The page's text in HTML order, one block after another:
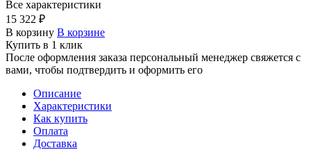
Все характеристики
15 322 ₽
В корзину В корзине
Купить в 1 клик
После оформления заказа персональный менеджер свяжется с
вами, чтобы подтвердить и оформить его
Описание
Характеристики
Как купить
Оплата
Доставка